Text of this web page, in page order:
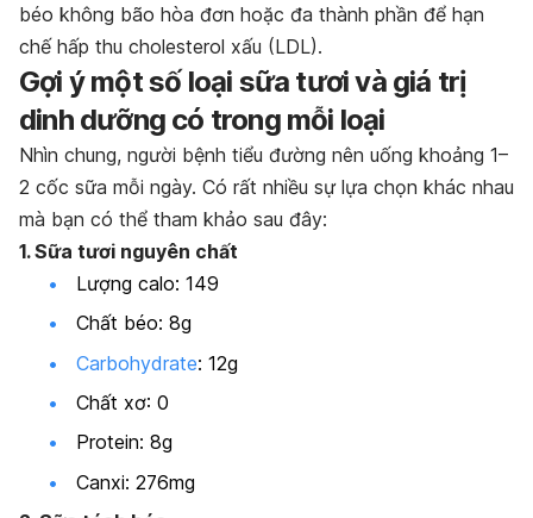
béo không bão hòa đơn hoặc đa thành phần để hạn
chế hấp thu cholesterol xấu (LDL).
Gợi ý một số loại sữa tươi và giá trị
dinh dưỡng có trong mỗi loại
Nhìn chung, người bệnh tiểu đường nên uống khoảng 1–
2 cốc sữa mỗi ngày. Có rất nhiều sự lựa chọn khác nhau
mà bạn có thể tham khảo sau đây:
1. Sữa tươi nguyên chất
Lượng calo: 149
Chất béo: 8g
Carbohydrate: 12g
Chất xơ: 0
Protein: 8g
Canxi: 276mg